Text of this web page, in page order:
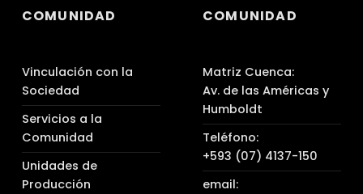
COMUNIDAD
Vinculación con la
Sociedad
Servicios a la
Comunidad
Unidades de
Producción
COMUNIDAD
Matriz Cuenca:
Av. de las Américas y
Humboldt
Teléfono:
+593 (07) 4137-150
email: